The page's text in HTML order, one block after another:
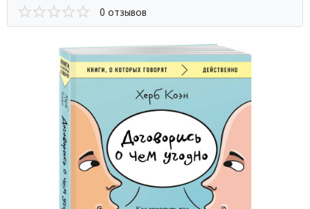
0 отзывов